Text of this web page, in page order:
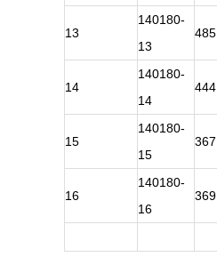
13
140180-
13
485
14
140180-
14
444
15
140180-
15
367
16
140180-
16
369